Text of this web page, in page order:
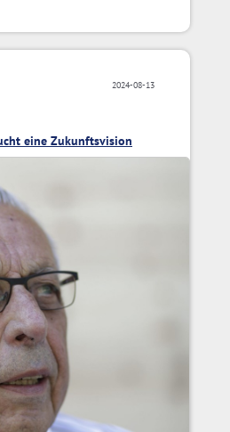
2024-08-13
eine Zukunftsvision